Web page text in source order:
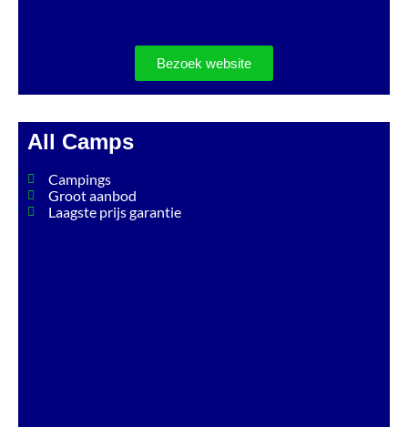
Bezoek website
All Camps
Campings
Groot aanbod
Laagste prijs garantie